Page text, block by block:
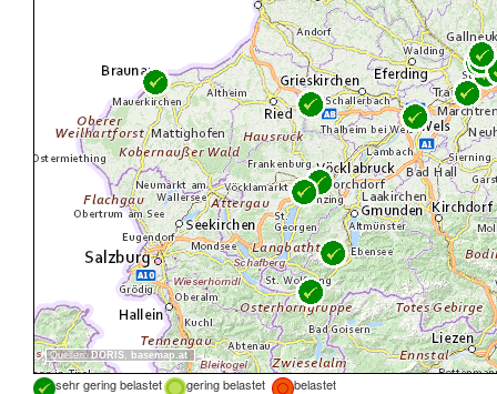
Quellen:DORIS, basemap.at
sehr gering belastet gering belastet
belastet